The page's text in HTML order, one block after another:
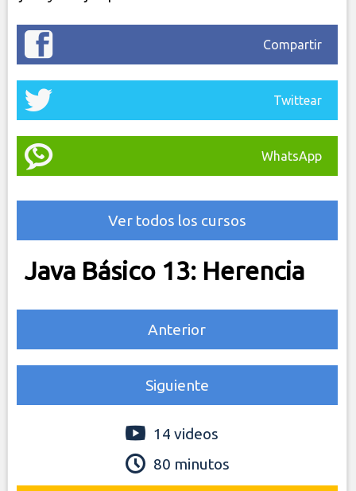
Compartir
Twittear
WhatsApp
Ver todos los cursos
Java Básico 13: Herencia
Anterior
Siguiente
14 videos
80 minutos